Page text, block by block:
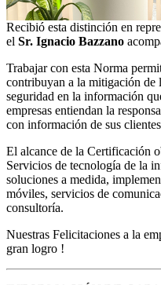
Recibió esta distinción en
el Sr. Ignacio Bazzano
Trabajar con esta Norma
contribuyan a la mitigación de
seguridad en la información
empresas entiendan la
con información de sus
El alcance de la Certificación
Servicios de tecnología de la
soluciones a medida,
móviles, servicios de
consultoría.
Nuestras Felicitaciones a la
gran logro !